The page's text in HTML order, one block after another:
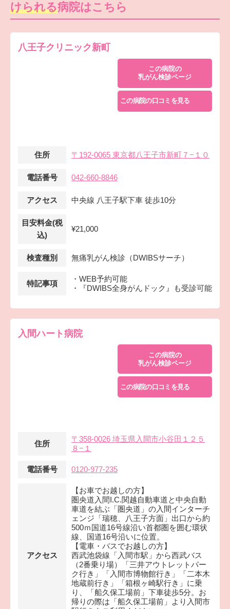
けられる病院はこちら
八王子クリニック新町
この病院の
乳がん検診ページ
この病院の口コミを見る
住所 〒192-0065 東京都八王子市新町７−１０
電話番号 042-660-8846
アクセス 中央線 八王子駅下車 徒歩10分
目安料金(税
込)
¥21,000
検査種別 無痛乳がん検診（DWIBSサーチ）
特記事項
・WEB予約可能
・『DWIBS全身がんドック』も受診可能
入間ハート病院
この病院の
乳がん検診ページ
この病院の口コミを見る
住所
〒358-0026 埼玉県入間市小谷田１２５
８−１
電話番号 0120-977-235
アクセス
【お車でお越しの方】
圏央道入間I.C.関越自動車道と中央自動
車道を結ぶ「圏央道」の入間インターチ
ェンジ「瑞穂、八王子方面」出口から約
500ｍ国道16号線沿い首都圏を囲む環状
線、国道16号沿いに位置。
【電車・バスでお越しの方】
西武池袋線「入間市駅」から西武バス
（2番乗り場）「三井アウトレットパー
ク行き」「入間市博物館行き」「二本木
地蔵前行き」「箱根ヶ崎駅行き」に乗
り、「船久保工場前」下車徒歩5分。お
帰りの際は「船久保工場前」より入間市